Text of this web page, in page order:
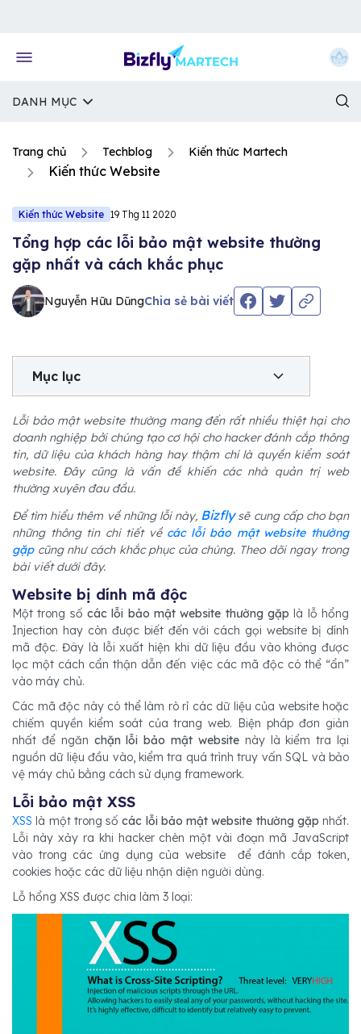
DANH MỤC
Trang chủ Techblog Kiến thức Martech
Kiến thức Website
Kiến thức Website 19 Thg 11 2020
Tổng hợp các lỗi bảo mật website thường
gặp nhất và cách khắc phục
Nguyễn Hữu DũngChia sẻ bài viết
Mục lục
Lỗi bảo mật website thường mang đến rất nhiều thiệt hại cho
doanh nghiệp bởi chúng tạo cơ hội cho hacker đánh cắp thông
tin, dữ liệu của khách hàng hay thậm chí là quyền kiểm soát
website. Đây cũng là vấn đề khiến các nhà quản trị web
thường xuyên đau đầu.
Để tìm hiểu thêm về những lỗi này, Bizflysẽ cung cấp cho bạn
những thông tin chi tiết về các lỗi bảo mật website thường
gặpcũng như cách khắc phục của chúng. Theo dõi ngay trong
bài viết dưới đây.
Website bị dính mã độc
Một trong số các lỗi bảo mật website thường gặp là lỗ hổng
Injection hay còn được biết đến với cách gọi website bị dính
mã độc. Đây là lỗi xuất hiện khi dữ liệu đầu vào không được
lọc một cách cẩn thận dẫn đến việc các mã độc có thể “ẩn”
vào máy chủ.
Các mã độc này có thể làm rò rỉ các dữ liệu của website hoặc
chiếm quyền kiểm soát của trang web. Biện pháp đơn giản
nhất để ngăn chặn lỗi bảo mật websitenày là kiểm tra lại
nguồn dữ liệu đầu vào, kiểm tra quá trình truy vấn SQL và bảo
vệ máy chủ bằng cách sử dụng framework.
Lỗi bảo mật XSS
XSS là một trong sốcác lỗi bảo mật website thường gặp nhất.
Lỗi này xảy ra khi hacker chèn một vài đoạn mã JavaScript
vào trong các ứng dụng của website để đánh cắp token,
cookies hoặc các dữ liệu nhận diện người dùng.
Lỗ hổng XSS được chia làm 3 loại: